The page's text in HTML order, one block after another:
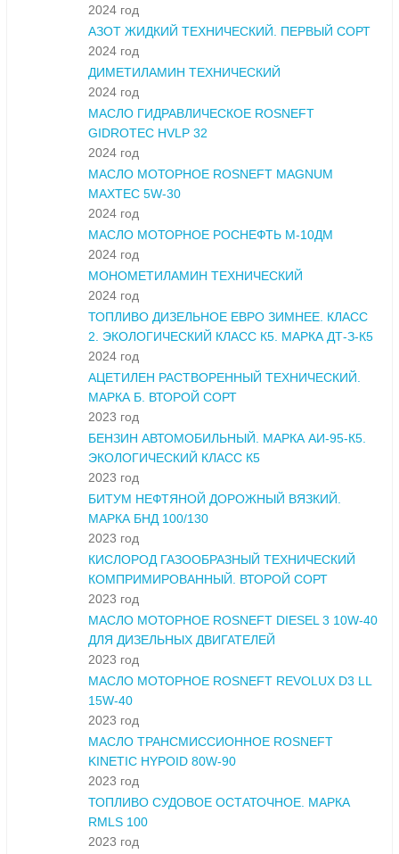
2024 год
АЗОТ ЖИДКИЙ ТЕХНИЧЕСКИЙ. ПЕРВЫЙ СОРТ
2024 год
ДИМЕТИЛАМИН ТЕХНИЧЕСКИЙ
2024 год
МАСЛО ГИДРАВЛИЧЕСКОЕ ROSNEFT
GIDROTEC HVLP 32
2024 год
МАСЛО МОТОРНОЕ ROSNEFT MAGNUM
MAXTEC 5W-30
2024 год
МАСЛО МОТОРНОЕ РОСНЕФТЬ М-10ДМ
2024 год
МОНОМЕТИЛАМИН ТЕХНИЧЕСКИЙ
2024 год
ТОПЛИВО ДИЗЕЛЬНОЕ ЕВРО ЗИМНЕЕ. КЛАСС
2. ЭКОЛОГИЧЕСКИЙ КЛАСС К5. МАРКА ДТ-З-К5
2024 год
АЦЕТИЛЕН РАСТВОРЕННЫЙ ТЕХНИЧЕСКИЙ.
МАРКА Б. ВТОРОЙ СОРТ
2023 год
БЕНЗИН АВТОМОБИЛЬНЫЙ. МАРКА АИ-95-К5.
ЭКОЛОГИЧЕСКИЙ КЛАСС К5
2023 год
БИТУМ НЕФТЯНОЙ ДОРОЖНЫЙ ВЯЗКИЙ.
МАРКА БНД 100/130
2023 год
КИСЛОРОД ГАЗООБРАЗНЫЙ ТЕХНИЧЕСКИЙ
КОМПРИМИРОВАННЫЙ. ВТОРОЙ СОРТ
2023 год
МАСЛО МОТОРНОЕ ROSNEFT DIESEL 3 10W-40
ДЛЯ ДИЗЕЛЬНЫХ ДВИГАТЕЛЕЙ
2023 год
МАСЛО МОТОРНОЕ ROSNEFT REVOLUX D3 LL
15W-40
2023 год
МАСЛО ТРАНСМИССИОННОЕ ROSNEFT
KINETIC HYPOID 80W-90
2023 год
ТОПЛИВО СУДОВОЕ ОСТАТОЧНОЕ. МАРКА
RMLS 100
2023 год